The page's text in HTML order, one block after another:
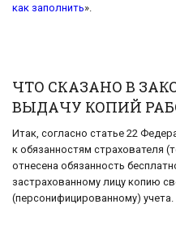
как заполнить».
ЧТО СКАЗАНО В
ВЫДАЧУ КОПИЙ
Итак, согласно статье 22
к обязанностям страхователя
отнесена обязанность
застрахованному лицу копию
(персонифицированному) учета.